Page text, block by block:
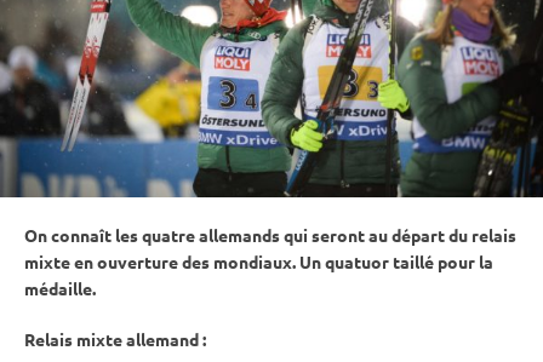
On connaît les quatre allemands qui seront au départ du relais
mixteen ouverture des mondiaux. Un quatuor taillé pour la
médaille.
Relais mixteallemand :